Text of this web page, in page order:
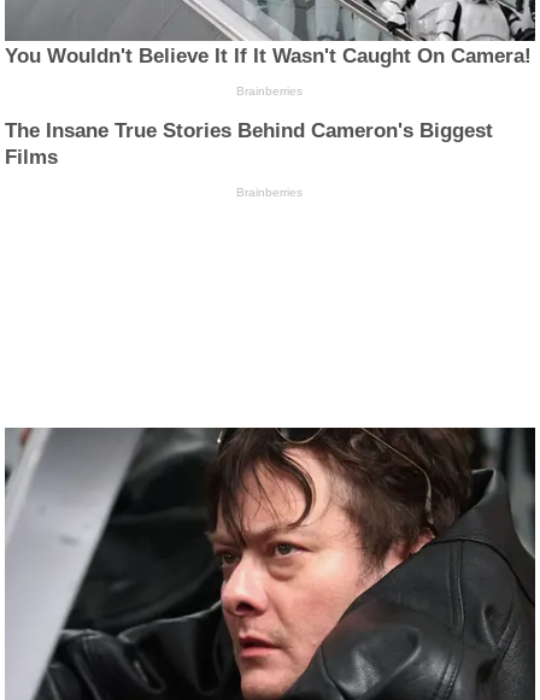
You Wouldn't Believe It If It Wasn't Caught On Camera!
Brainberries
The Insane True Stories Behind Cameron's Biggest
Films
Brainberries